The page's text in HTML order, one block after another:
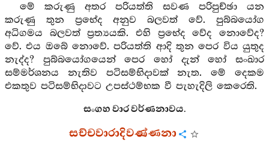
මේ කරුණු අතර පරියත්ති සවණ පරිපුච්ඡා යන
කරුණු තුන ප්‍රභේද අනුව බලවත් වේ. පුබ්බයෝග
අධිගමය බලවත් ප්‍රත්‍යයකි. එහි ප්‍රභේද වේද නොවේද?
වේ. එය ඔබේ නොවේ. පරියත්ති ආදි තුන පෙර විය යුතුද
නැද්ද? පුබ්බයෝගයෙන් පෙර හෝ දැන් හෝ සංඛාර
සම්මර්ශනය නැතිව පටිසම්භිදාවක් නැත. මේ දෙකම
එකතුව පටිසම්භිදාවට උපස්ථම්භක වී පැහැදිලි කෙරෙති.
සංගහ වාර වර්ණනාවය.
සච්චවාරාදිවණ්ණනා